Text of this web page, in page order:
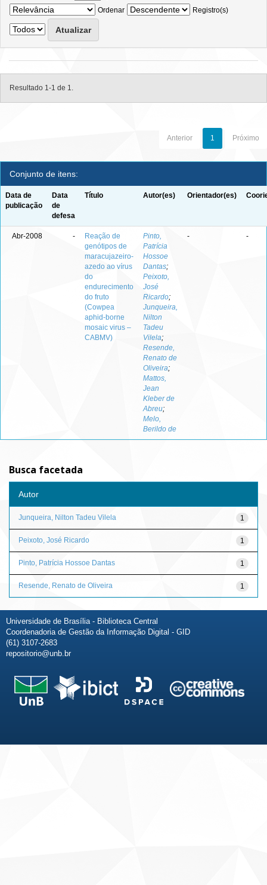
Ordenar
Registro(s)
Resultado 1-1 de 1.
Anterior 1 Próximo
Conjunto de itens:
Data de
publicação
Data
de
defesa
Título Autor(es) Orientador(es)
Abr-2008 -
Reação de
genótipos de
maracujazeiro-
azedo ao vírus
do
endurecimento
do fruto
(Cowpea
aphid-borne
mosaic virus –
CABMV)
Pinto,
Patrícia
Hossoe
Dantas;
Peixoto,
José
Ricardo;
Junqueira,
Nilton
Tadeu
Vilela;
Resende,
Renato de
Oliveira;
Mattos,
Jean
Kleber de
Abreu;
Melo,
Berildo de
- -
Busca facetada
Autor
1
Junqueira, Nilton Tadeu Vilela
1
Peixoto, José Ricardo
1
Pinto, Patrícia Hossoe Dantas
1
Resende, Renato de Oliveira
Universidade de Brasília - Biblioteca Central
Coordenadoria de Gestão da Informação Digital - GID
(61) 3107-2683
repositorio@unb.br